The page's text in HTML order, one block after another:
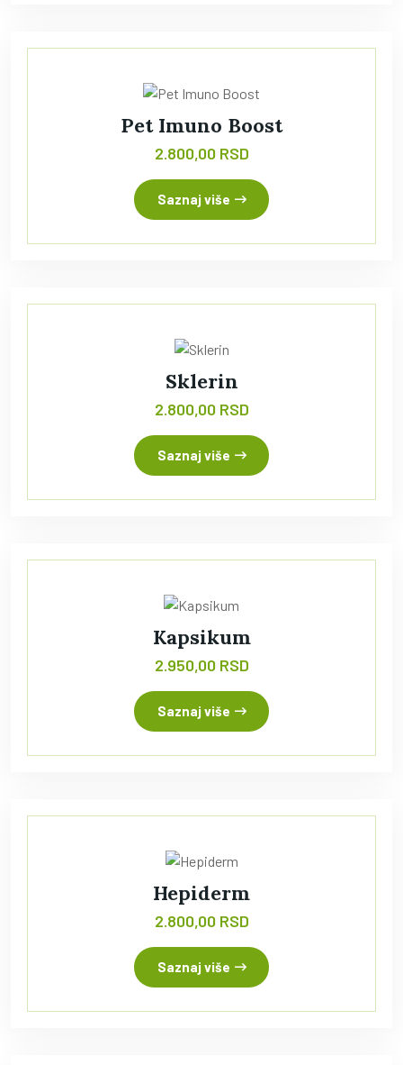
Pet Imuno Boost
2.800,00 RSD
Saznaj više
Sklerin
2.800,00 RSD
Saznaj više
Kapsikum
2.950,00 RSD
Saznaj više
Hepiderm
2.800,00 RSD
Saznaj više